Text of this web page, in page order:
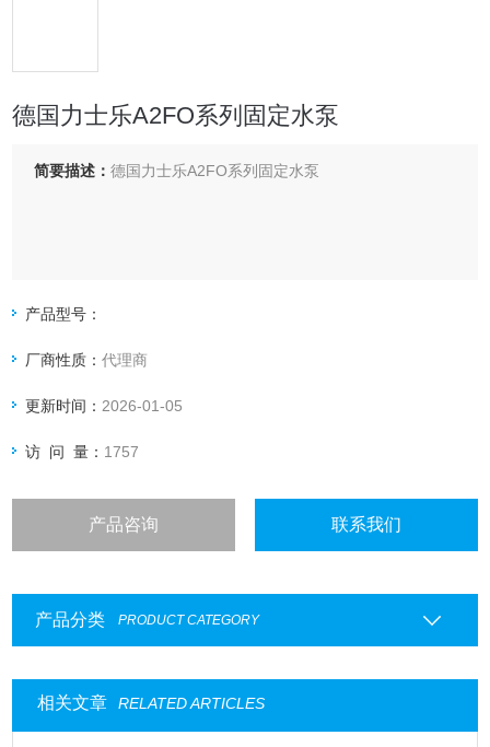
德国力士乐A2FO系列固定水泵
简要描述：德国力士乐A2FO系列固定水泵
产品型号：
厂商性质：代理商
更新时间： 2026-01-05
访 问 量： 1757
产品咨询 联系我们
产品分类 PRODUCT CATEGORY
相关文章 RELATED ARTICLES